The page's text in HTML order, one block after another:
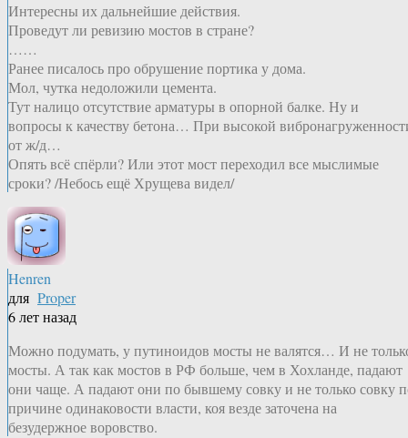
Интересны их дальнейшие действия.
Проведут ли ревизию мостов в стране?
……
Ранее писалось про обрушение портика у дома.
Мол, чутка недоложили цемента.
Тут налицо отсутствие арматуры в опорной балке. Ну и
вопросы к качеству бетона… При высокой
от ж/д…
Опять всё спёрли? Или этот мост переходил все мыслимые
сроки? /Небось ещё Хрущева видел/
Henren
для Proper
6 лет назад
Можно подумать, у путиноидов мосты не валятся… И не
мосты. А так как мостов в РФ больше, чем в Хохланде, падают
они чаще. А падают они по бывшему совку и не только совку
причине одинаковости власти, коя везде заточена на
безудержное воровство.